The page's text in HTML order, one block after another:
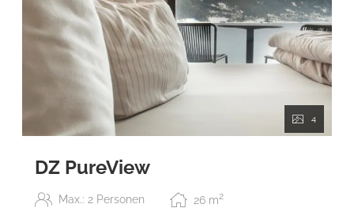
4
DZ PureView
Max.: 2 Personen 26 m2